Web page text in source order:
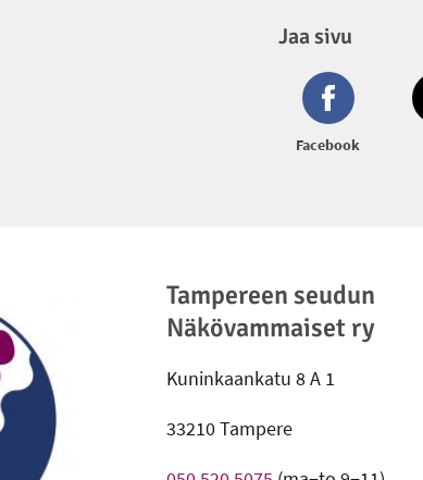
Jaa sivu
Facebook
Tampereen seudun
Näkövammaiset ry
Kuninkaankatu 8 A 1
33210 Tampere